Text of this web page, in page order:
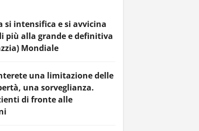
si intensifica e si avvicina
più alla grande e definitiva
Mondiale
una limitazione delle
una sorveglianza.
di fronte alle